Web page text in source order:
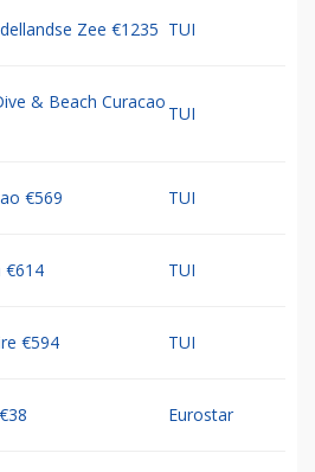
Zee €1235 TUI
& Beach Curacao
TUI
€569 TUI
€614 TUI
€594 TUI
Eurostar